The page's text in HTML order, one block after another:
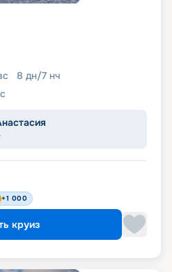
8 дн/7 нч
+1 000
круиз